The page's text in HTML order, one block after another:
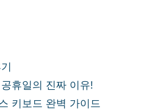
휴일의 진짜 이유!
키보드 완벽 가이드